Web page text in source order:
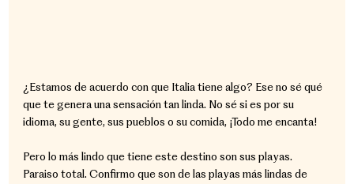
¿Estamos de acuerdo con que Italia tiene algo? Ese no sé qué
que te genera una sensación tan linda. No sé si es por su
idioma, su gente, sus pueblos o su comida, ¡Todo me encanta!
Pero lo más lindo que tiene este destino son sus playas.
Paraiso total. Confirmo que son de las playas más lindas de